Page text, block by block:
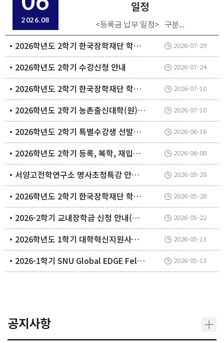
2026.08
일정
<등록금 납부 일정> 구분...
2026학년도 2학기 한국장학재단 학자금대출 안내[수료생(연구생)]
2026-07-29
2026학년도 2학기 수강신청 안내 2026-07-24
2026학년도 2학기 한국장학재단 학자금대출 안내[재학생] 2026-07-10
2026학년도 2학기 농촌출신대학(원)생 학자금대출 안내 2026-07-10
2026학년도 2학기 특별수강생 선발계획 2026-06-16
2026학년도 2학기 등록, 복학, 재입학 및 휴학 일정 안내 2026-06-08
서양고전학연구소 명사초청특강 안내: Peter Hunt 교수 초청 강연 2026-05-28
2026학년도 2학기 한국장학재단 학자금 지원구간 산정 신청 안내 2026-05-28
2026-2학기 교내장학금 신청 안내(인문대학) 2026-05-22
2026학년도 1학기 대학혁신지원사업 인문학 역량강화 해외학자 초청강연(블록세미나) 지원 안내 2026-05-13
2026-1학기 SNU Global EDGE Fellowship 프로그램 장학생 추가 모집 안내 2026-05-13
공지사항